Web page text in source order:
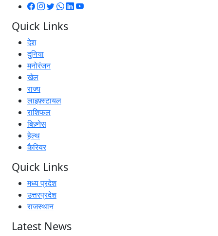
Quick Links
देश
दुनिया
मनोरंजन
खेल
राज्य
लाइफ़्स्टायल
राशिफल
बिज़्नेस
हेल्थ
कैरियर
Quick Links
मध्य प्रदेश
उत्तरप्रदेश
राजस्थान
Latest News